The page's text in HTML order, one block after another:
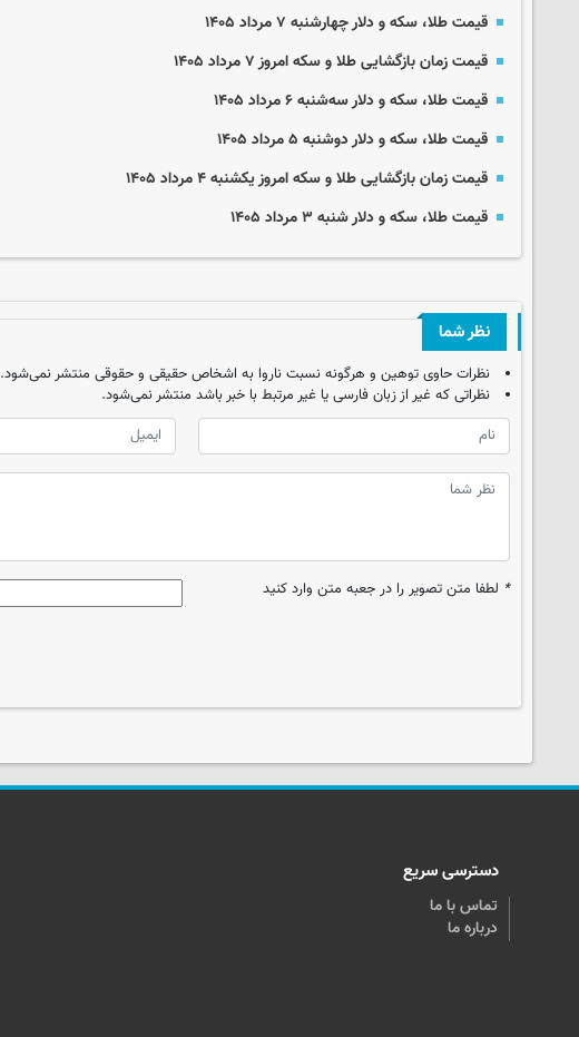
قیمت طلا، سکه و دلار چهارشنبه ۷ مرداد ۱۴۰۵
قیمت زمان بازگشایی طلا و سکه امروز ۷ مرداد ۱۴۰۵
قیمت طلا، سکه و دلار سه‌شنبه ۶ مرداد ۱۴۰۵
قیمت طلا، سکه و دلار دوشنبه ۵ مرداد ۱۴۰۵
قیمت زمان بازگشایی طلا و سکه امروز یکشنبه ۴ مرداد ۱۴۰۵
قیمت طلا، سکه و دلار شنبه ۳ مرداد ۱۴۰۵
نظر شما
نظرات حاوی توهین و هرگونه نسبت ناروا به اشخاص حقیقی و حقوقی منتشر نمی‌شود.
نظراتی که غیر از زبان فارسی یا غیر مرتبط با خبر باشد منتشر نمی‌شود.
* لطفا متن تصویر را در جعبه متن وارد کنید
دسترسی سریع
تماس با ما
درباره ما